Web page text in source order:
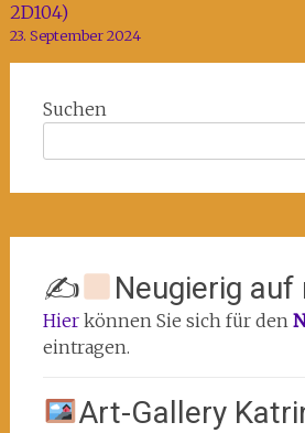
2D104)
23. September 2024
Suchen
✍ Neugierig auf
Hierkönnen Sie sich für den
eintragen.
Art-Gallery